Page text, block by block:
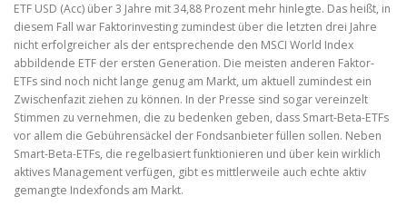
ETF USD (Acc) über 3 Jahre mit 34,88 Prozent mehr hinlegte. Das heißt, in
diesem Fall war Faktorinvesting zumindest über die letzten drei Jahre
nicht erfolgreicher als der entsprechende den MSCI World Index
abbildende ETF der ersten Generation. Die meisten anderen Faktor-
ETFs sind noch nicht lange genug am Markt, um aktuell zumindest ein
Zwischenfazit ziehen zu können. In der Presse sind sogar vereinzelt
Stimmen zu vernehmen, die zu bedenken geben, dass Smart-Beta-ETFs
vor allem die Gebührensäckel der Fondsanbieter füllen sollen. Neben
Smart-Beta-ETFs, die regelbasiert funktionieren und über kein wirklich
aktives Management verfügen, gibt es mittlerweile auch echte aktiv
gemangte Indexfonds am Markt.